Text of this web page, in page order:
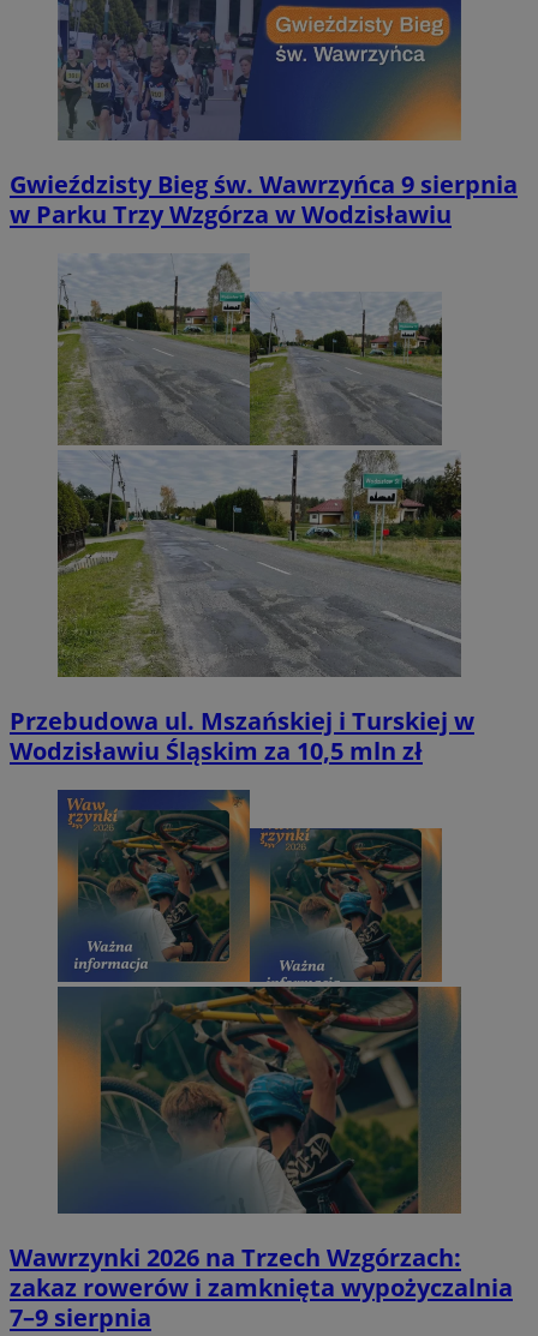
Gwieździsty Bieg św. Wawrzyńca 9 sierpnia
w Parku Trzy Wzgórza w Wodzisławiu
Przebudowa ul. Mszańskiej i Turskiej w
Wodzisławiu Śląskim za 10,5 mln zł
Wawrzynki 2026 na Trzech Wzgórzach:
zakaz rowerów i zamknięta wypożyczalnia
7–9 sierpnia